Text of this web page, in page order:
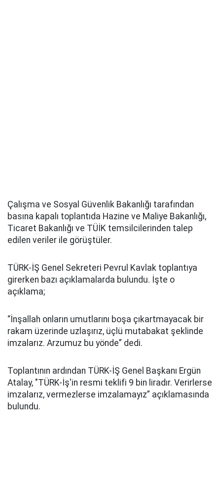
Çalışma ve Sosyal Güvenlik Bakanlığı tarafından
basına kapalı toplantıda Hazine ve Maliye Bakanlığı,
Ticaret Bakanlığı ve TÜİK temsilcilerinden talep
edilen veriler ile görüştüler.
TÜRK-İŞ Genel Sekreteri Pevrul Kavlak toplantıya
girerken bazı açıklamalarda bulundu. İşte o
açıklama;
“İnşallah onların umutlarını boşa çıkartmayacak bir
rakam üzerinde uzlaşırız, üçlü mutabakat şeklinde
imzalarız. Arzumuz bu yönde” dedi.
Toplantının ardından TÜRK-İŞ Genel Başkanı Ergün
Atalay, "TÜRK-İş'in resmi teklifi 9 bin liradır. Verirlerse
imzalarız, vermezlerse imzalamayız” açıklamasında
bulundu.